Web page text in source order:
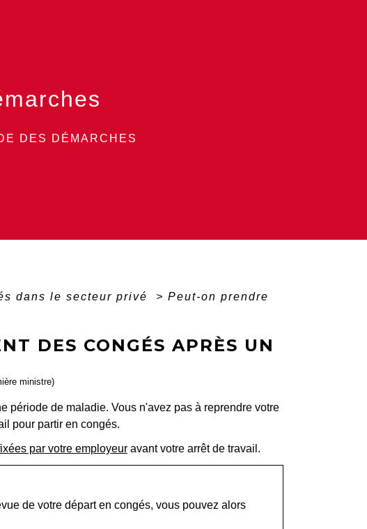
DES DÉMARCHES
dans le secteur privé > Peut-on prendre
DES CONGÉS APRÈS UN
ministre)
période de maladie. Vous n'avez pas à reprendre votre
pour partir en congés.
par votre employeuravant votre arrêt de travail.
de votre départ en congés, vous pouvez alors